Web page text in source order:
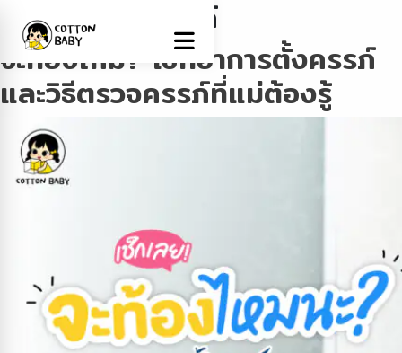
Tag:การตั้งครรภ์
จะท้องไหม? เช็กอาการตั้งครรภ์
และวิธีตรวจครรภ์ที่แม่ต้องรู้